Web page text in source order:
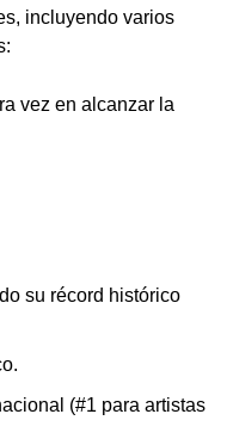
incluyendo varios
vez en alcanzar la
su récord histórico
(#1 para artistas